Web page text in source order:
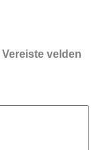
Vereiste velden